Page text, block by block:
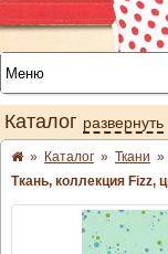
Каталог развернуть
» Каталог » Ткани »
Ткань, коллекция Fizz,